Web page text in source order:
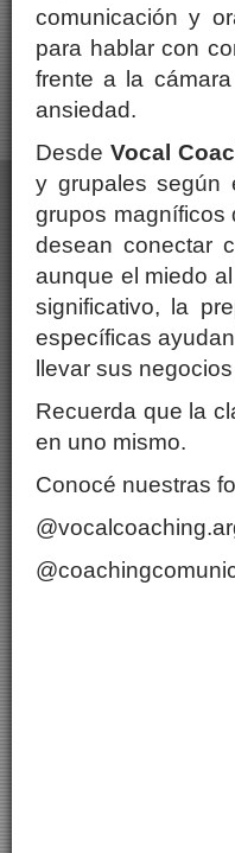
comunicación y
para hablar con
frente a la
ansiedad.
Desde Vocal
y grupales según
grupos magníficos
desean conectar
aunque el miedo
significativo, la
específicas
llevar sus
Recuerda que la
en uno mismo.
Conocé nuestras